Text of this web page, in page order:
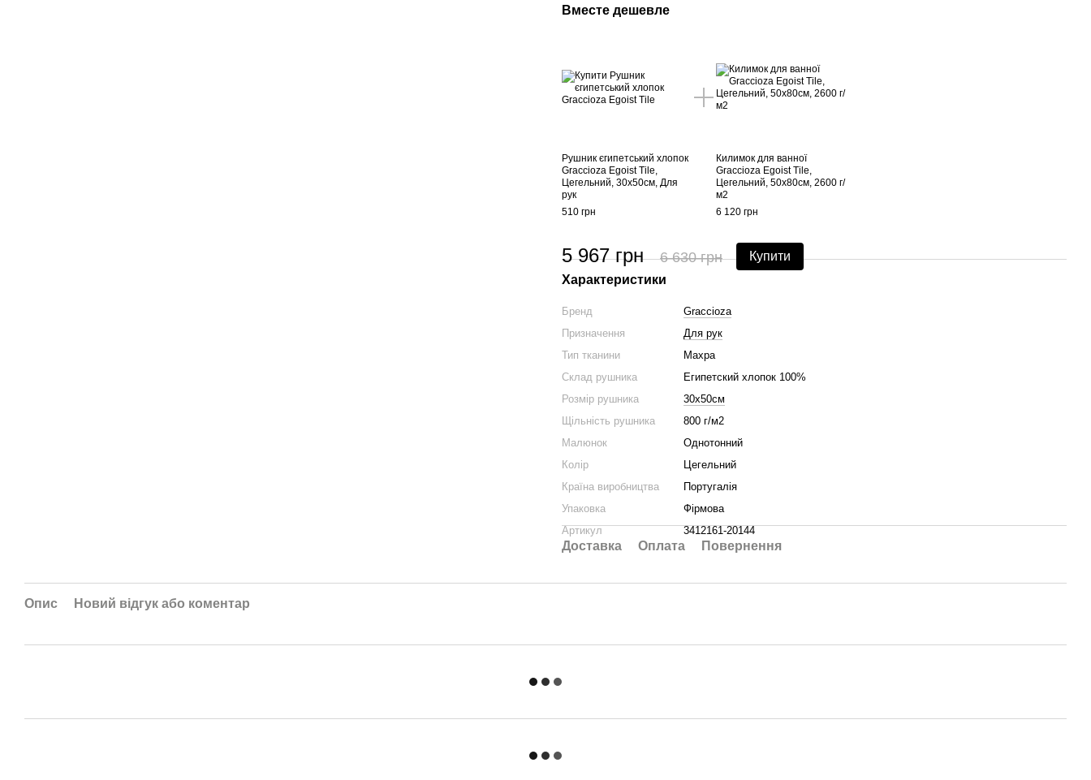
Вместе дешевле
Рушник єгипетський хлопок
Graccioza Egoist Tile,
Цегельний, 30х50см, Для
рук
510 грн
Килимок для ванної
Graccioza Egoist Tile,
Цегельний, 50х80см, 2600 г/
м2
6 120 грн
5 967 грн 6 630 грн
Купити
Характеристики
Бренд
Graccioza
Призначення
Для рук
Тип тканини
Махра
Склад рушника
Египетский хлопок 100%
Розмір рушника
30х50см
Щільність рушника
800 г/м2
Малюнок
Однотонний
Колір
Цегельний
Країна виробництва
Португалія
Упаковка
Фірмова
Артикул
3412161-20144
Доставка Оплата Повернення
Опис Новий відгук або коментар